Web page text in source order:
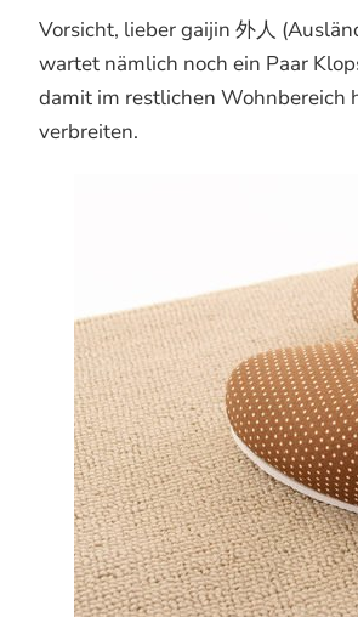
Vorsicht, lieber gaijin 外人
wartet nämlich noch ein Paar
damit im restlichen Wohnbereich
verbreiten.